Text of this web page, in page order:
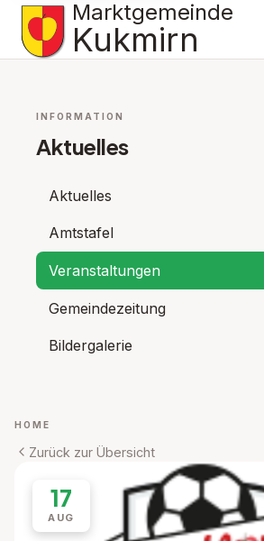
Marktgemeinde
Kukmirn
INFORMATION
Aktuelles
Aktuelles
Amtstafel
Veranstaltungen
Gemeindezeitung
Bildergalerie
HOME
Zurück zur Übersicht
17
AUG